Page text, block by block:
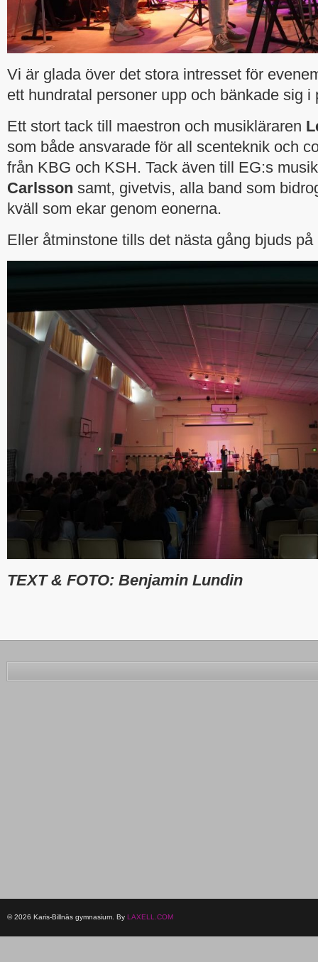
Vi är glada över det stora intresset för
ett hundratal personer upp och bänkade sig i
Ett stort tack till maestron och musikläraren
som både ansvarade för all scenteknik och
från KBG och KSH. Tack även till EG:s
Carlsson samt, givetvis, alla band som
kväll som ekar genom eonerna.
Eller åtminstone tills det nästa gång bjuds
TEXT & FOTO: Benjamin Lundin
© 2026 Karis-Billnäs gymnasium. By LAXELL.COM